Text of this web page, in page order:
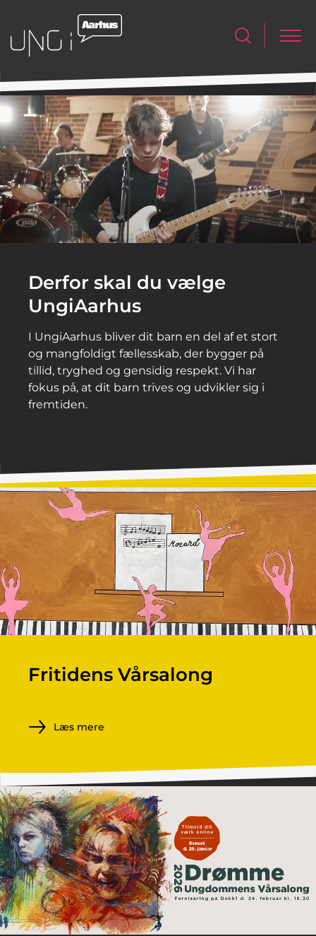
Derfor skal du vælge
UngiAarhus
I UngiAarhus bliver dit barn en del af et stort
og mangfoldigt fællesskab, der bygger på
tillid, tryghed og gensidig respekt. Vi har
fokus på, at dit barn trives og udvikler sig i
fremtiden.
Fritidens Vårsalong
Læs mere